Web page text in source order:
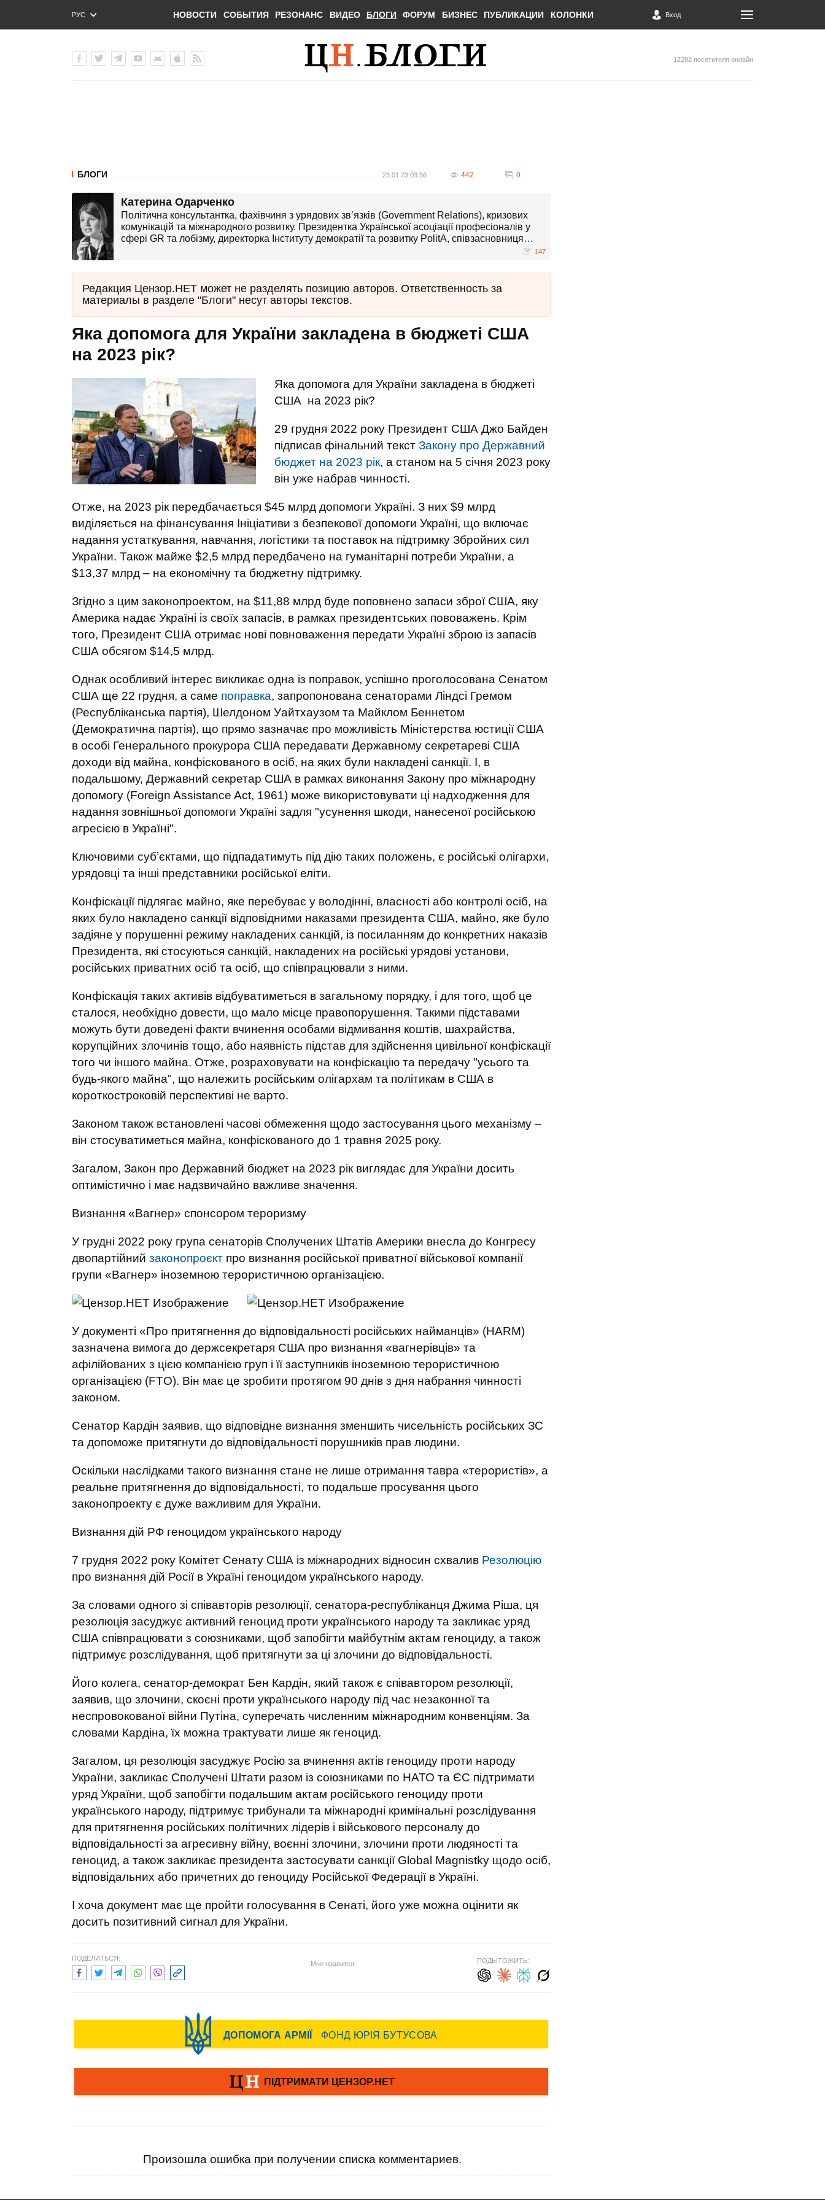
РУС
ENG
НОВОСТИ СОБЫТИЯ РЕЗОНАНС ВИДЕО БЛОГИ ФОРУМ БИЗНЕС ПУБЛИКАЦИИ КОЛОНКИ Вход
12282 посетителя онлайн
БЛОГИ 23.01.23 03:56 442 0
Катерина Одарченко
Політична консультантка, фахівчиня з урядових зв’язків (Government Relations), кризових
комунікацій та міжнародного розвитку. Президентка Української асоціації професіоналів у
сфері GR та лобізму, директорка Інституту демократії та розвитку PolitA, співзасновниця
147
Редакция Цензор.НЕТ может не разделять позицию авторов. Ответственность за
материалы в разделе "Блоги" несут авторы текстов.
Яка допомога для України закладена в бюджеті США
на 2023 рік?
Яка допомога для України закладена в бюджеті
США на 2023 рік?
29 грудня 2022 року Президент США Джо Байден
підписав фінальний текст Закону про Державний
бюджет на 2023 рік, а станом на 5 січня 2023 року
він уже набрав чинності.
Отже, на 2023 рік передбачається $45 млрд допомоги Україні. З них $9 млрд
виділяється на фінансування Ініціативи з безпекової допомоги Україні, що включає
надання устаткування, навчання, логістики та поставок на підтримку Збройних сил
України. Також майже $2,5 млрд передбачено на гуманітарні потреби України, а
$13,37 млрд – на економічну та бюджетну підтримку.
Згідно з цим законопроектом, на $11,88 млрд буде поповнено запаси зброї США, яку
Америка надає Україні із своїх запасів, в рамках президентських пововажень. Крім
того, Президент США отримає нові повноваження передати Україні зброю із запасів
США обсягом $14,5 млрд.
Однак особливий інтерес викликає одна із поправок, успішно проголосована Сенатом
США ще 22 грудня, а саме поправка, запропонована сенаторами Ліндсі Гремом
(Республіканська партія), Шелдоном Уайтхаузом та Майклом Беннетом
(Демократична партія), що прямо зазначає про можливість Міністерства юстиції США
в особі Генерального прокурора США передавати Державному секретареві США
доходи від майна, конфіскованого в осіб, на яких були накладені санкції. І, в
подальшому, Державний секретар США в рамках виконання Закону про міжнародну
допомогу (Foreign Assistance Act, 1961) може використовувати ці надходження для
надання зовнішньої допомоги Україні задля "усунення шкоди, нанесеної російською
агресією в Україні".
Ключовими субʼєктами, що підпадатимуть під дію таких положень, є російські олігархи,
урядовці та інші представники російської еліти.
Конфіскації підлягає майно, яке перебуває у володінні, власності або контролі осіб, на
яких було накладено санкції відповідними наказами президента США, майно, яке було
задіяне у порушенні режиму накладених санкцій, із посиланням до конкретних наказів
Президента, які стосуються санкцій, накладених на російські урядові установи,
російських приватних осіб та осіб, що співпрацювали з ними.
Конфіскація таких активів відбуватиметься в загальному порядку, і для того, щоб це
сталося, необхідно довести, що мало місце правопорушення. Такими підставами
можуть бути доведені факти вчинення особами відмивання коштів, шахрайства,
корупційних злочинів тощо, або наявність підстав для здійснення цивільної конфіскації
того чи іншого майна. Отже, розраховувати на конфіскацію та передачу "усього та
будь-якого майна", що належить російським олігархам та політикам в США в
короткостроковій перспективі не варто.
Законом також встановлені часові обмеження щодо застосування цього механізму –
він стосуватиметься майна, конфіскованого до 1 травня 2025 року.
Загалом, Закон про Державний бюджет на 2023 рік виглядає для України досить
оптимістично і має надзвичайно важливе значення.
Визнання «Вагнер» спонсором тероризму
У грудні 2022 року група сенаторів Сполучених Штатів Америки внесла до Конгресу
двопартійний законопроєкт про визнання російської приватної військової компанії
групи «Вагнер» іноземною терористичною організацією.
У документі «Про притягнення до відповідальності російських найманців» (HARM)
зазначена вимога до держсекретаря США про визнання «вагнерівців» та
афілійованих з цією компанією груп і її заступників іноземною терористичною
організацією (FTO). Він має це зробити протягом 90 днів з дня набрання чинності
законом.
Сенатор Кардін заявив, що відповідне визнання зменшить чисельність російських ЗС
та допоможе притягнути до відповідальності порушників прав людини.
Оскільки наслідками такого визнання стане не лише отримання тавра «терористів», а
реальне притягнення до відповідальності, то подальше просування цього
законопроекту є дуже важливим для України.
Визнання дій РФ геноцидом українського народу
7 грудня 2022 року Комітет Сенату США із міжнародних відносин схвалив Резолюцію
про визнання дій Росії в Україні геноцидом українського народу.
За словами одного зі співавторів резолюції, сенатора-республіканця Джима Ріша, ця
резолюція засуджує активний геноцид проти українського народу та закликає уряд
США співпрацювати з союзниками, щоб запобігти майбутнім актам геноциду, а також
підтримує розслідування, щоб притягнути за ці злочини до відповідальності.
Його колега, сенатор-демократ Бен Кардін, який також є співавтором резолюції,
заявив, що злочини, скоєні проти українського народу під час незаконної та
неспровокованої війни Путіна, суперечать численним міжнародним конвенціям. За
словами Кардіна, їх можна трактувати лише як геноцид.
Загалом, ця резолюція засуджує Росію за вчинення актів геноциду проти народу
України, закликає Сполучені Штати разом із союзниками по НАТО та ЄС підтримати
уряд України, щоб запобігти подальшим актам російського геноциду проти
українського народу, підтримує трибунали та міжнародні кримінальні розслідування
для притягнення російських політичних лідерів і військового персоналу до
відповідальності за агресивну війну, воєнні злочини, злочини проти людяності та
геноцид, а також закликає президента застосувати санкції Global Magnistky щодо осіб,
відповідальних або причетних до геноциду Російської Федерації в Україні.
І хоча документ має ще пройти голосування в Сенаті, його уже можна оцінити як
досить позитивний сигнал для України.
ПОДЕЛИТЬСЯ:
Мне нравится ПОДЫТОЖИТЬ:
Произошла ошибка при получении списка комментариев.